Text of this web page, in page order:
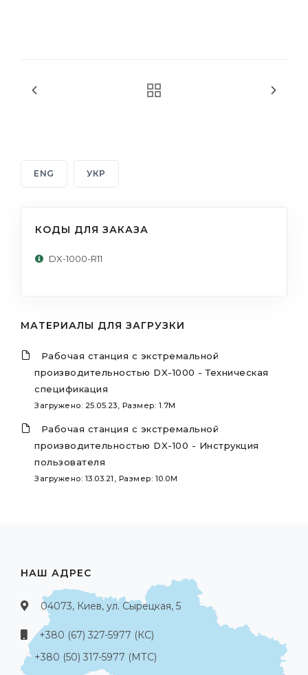
ENG УКР
КОДЫ ДЛЯ ЗАКАЗА
DX-1000-R11
МАТЕРИАЛЫ ДЛЯ ЗАГРУЗКИ
Рабочая станция с экстремальной
производительностью DX-1000 - Техническая
спецификация
Загружено: 25.05.23, Размер: 1.7M
Рабочая станция с экстремальной
производительностью DX-100 - Инструкция
пользователя
Загружено: 13.03.21, Размер: 10.0M
НАШ АДРЕС
04073, Киев, ул. Сырецкая, 5
+380 (67) 327-5977 (КС)
+380 (50) 317-5977 (МТС)